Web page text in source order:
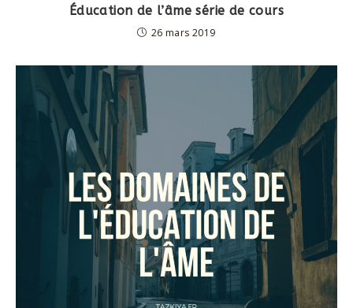
Éducation de l’âme série de cours
26 mars 2019